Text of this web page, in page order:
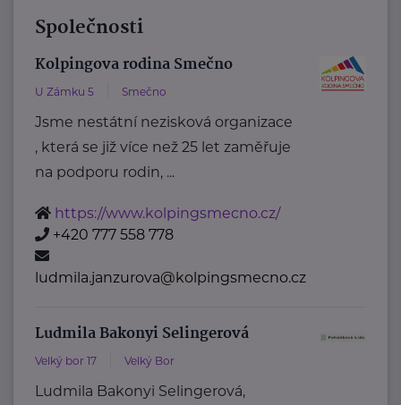
Společnosti
Kolpingova rodina Smečno
U Zámku 5 Smečno
Jsme nestátní nezisková organizace
, která se již více než 25 let zaměřuje
na podporu rodin, ...
https://www.kolpingsmecno.cz/
+420 777 558 778
ludmila.janzurova@kolpingsmecno.cz
Ludmila Bakonyi Selingerová
Velký bor 17 Velký Bor
Ludmila Bakonyi Selingerová,